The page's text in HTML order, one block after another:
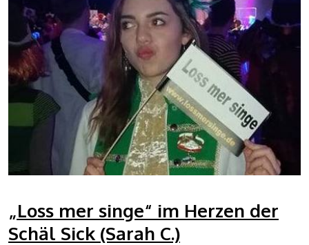
„Loss mer singe“ im Herzen der
Schäl Sick (Sarah C.)